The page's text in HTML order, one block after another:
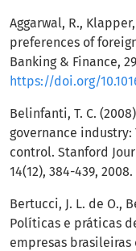
Aggarwal, R.,
preferences of
Banking & Finance,
https://doi.org/
Belinfanti, T. C.
governance industry:
control. Stanford
14(12), 384-439, 2008.
Bertucci, J. L. de O.,
Políticas e práticas
empresas